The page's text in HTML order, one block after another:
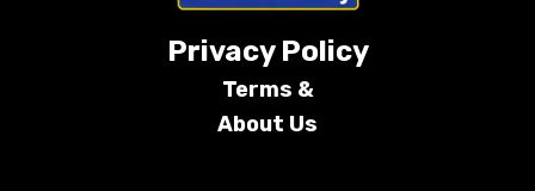
Privacy Policy
Terms &
About Us